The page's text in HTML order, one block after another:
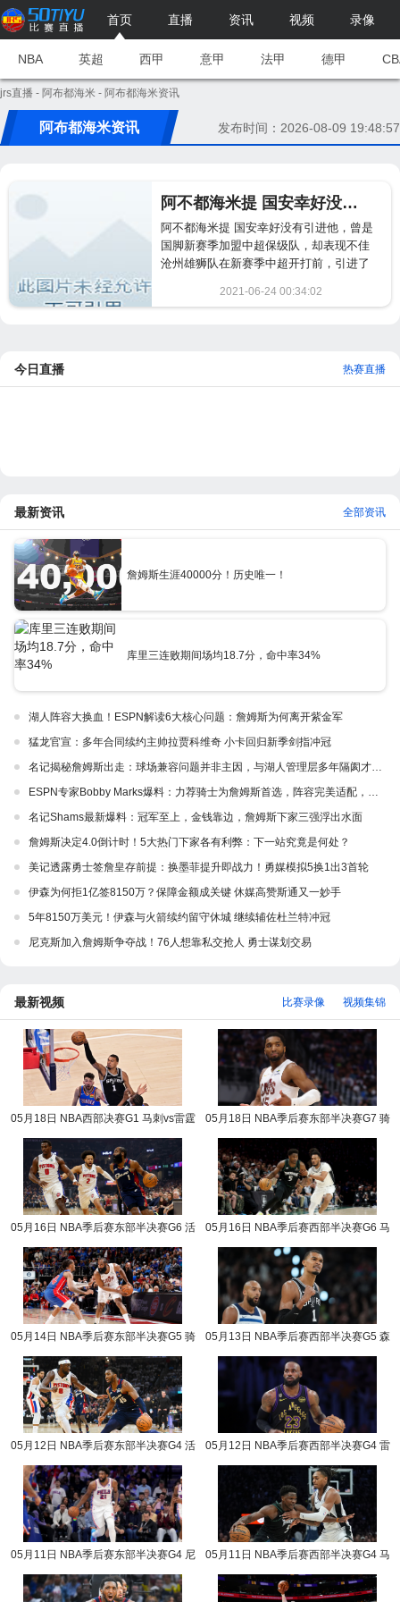
首页 直播 资讯 视频 录像
NBA 英超 西甲 意甲 法甲 德甲
jrs直播 - 阿布都海米 - 阿布都海米资讯
阿布都海米资讯 发布时间：2026-08-09 19:48:57
阿不都海米提 国安幸好没有引进他，曾是国脚新赛季加盟中超保级队，却表现不佳
阿不都海米提 国安幸好没有引进他，曾是
国脚新赛季加盟中超保级队，却表现不佳
沧州雄狮队在新赛季中超开打前，引进了
2021-06-24 00:34:02
2563
今日直播 热赛直播
最新资讯 全部资讯
詹姆斯生涯40000分！历史唯一！
库里三连败期间场均18.7分，命中率34%
湖人阵容大换血！ESPN解读6大核心问题：詹姆斯为何离开紫金军
猛龙官宣：多年合同续约主帅拉贾科维奇 小卡回归新季剑指冲冠
名记揭秘詹姆斯出走：球场兼容问题并非主因，与湖人管理层多年隔阂才是真正导火索
ESPN专家Bobby Marks爆料：力荐骑士为詹姆斯首选，阵容完美适配，家乡情怀加分
名记Shams最新爆料：冠军至上，金钱靠边，詹姆斯下家三强浮出水面
詹姆斯决定4.0倒计时！5大热门下家各有利弊：下一站究竟是何处？
美记透露勇士签詹皇存前提：换墨菲提升即战力！勇媒模拟5换1出3首轮
伊森为何拒1亿签8150万？保障金额成关键 休媒高赞斯通又一妙手
5年8150万美元！伊森与火箭续约留守休城 继续辅佐杜兰特冲冠
尼克斯加入詹姆斯争夺战！76人想靠私交抢人 勇士谋划交易
最新视频 视频集锦
比赛录像
05月18日 NBA西部决赛G1 马刺vs雷霆
05月18日 NBA季后赛东部半决赛G7 骑
05月16日 NBA季后赛东部半决赛G6 活
05月16日 NBA季后赛西部半决赛G6 马
05月14日 NBA季后赛东部半决赛G5 骑
05月13日 NBA季后赛西部半决赛G5 森
05月12日 NBA季后赛东部半决赛G4 活
05月12日 NBA季后赛西部半决赛G4 雷
05月11日 NBA季后赛东部半决赛G4 尼
05月11日 NBA季后赛西部半决赛G4 马